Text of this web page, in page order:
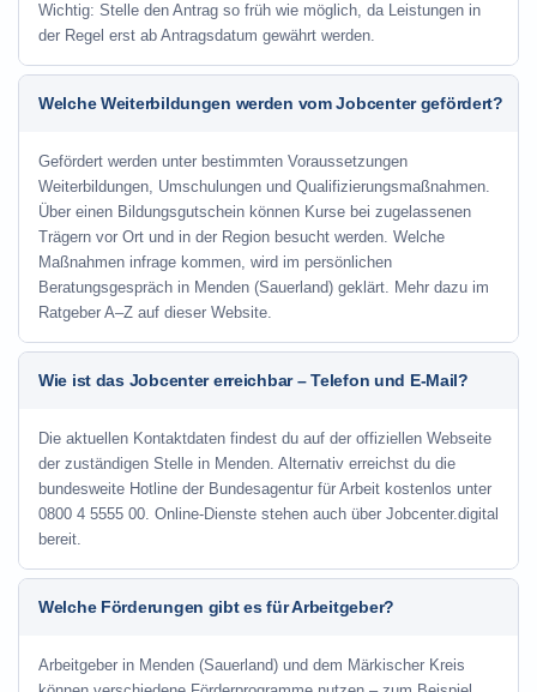
Wichtig: Stelle den Antrag so früh wie möglich, da Leistungen in
der Regel erst ab Antragsdatum gewährt werden.
Welche Weiterbildungen werden vom Jobcenter gefördert?
Gefördert werden unter bestimmten Voraussetzungen
Weiterbildungen, Umschulungen und Qualifizierungsmaßnahmen.
Über einen Bildungsgutschein können Kurse bei zugelassenen
Trägern vor Ort und in der Region besucht werden. Welche
Maßnahmen infrage kommen, wird im persönlichen
Beratungsgespräch in Menden (Sauerland) geklärt. Mehr dazu im
Ratgeber A–Z auf dieser Website.
Wie ist das Jobcenter erreichbar – Telefon und E-Mail?
Die aktuellen Kontaktdaten findest du auf der offiziellen Webseite
der zuständigen Stelle in Menden. Alternativ erreichst du die
bundesweite Hotline der Bundesagentur für Arbeit kostenlos unter
0800 4 5555 00. Online-Dienste stehen auch über Jobcenter.digital
bereit.
Welche Förderungen gibt es für Arbeitgeber?
Arbeitgeber in Menden (Sauerland) und dem Märkischer Kreis